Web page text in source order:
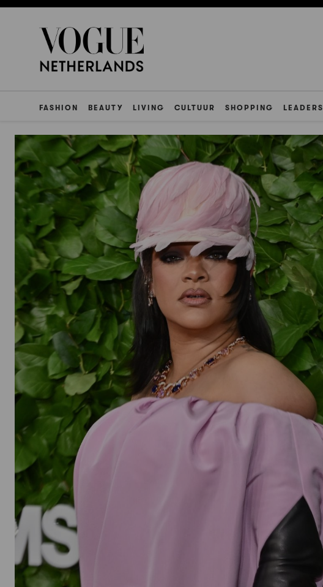
FASHION BEAUTY LIVING CULTUUR SHOPPING LEADERS